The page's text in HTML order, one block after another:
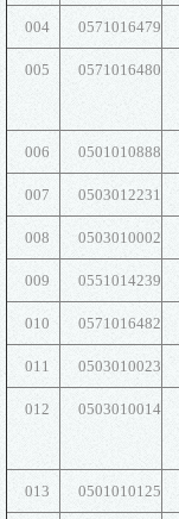
004 0571016479
005 0571016480
006 0501010888
007 0503012231
008 0503010002
009 0551014239
010 0571016482
011 0503010023
012 0503010014
013 0501010125